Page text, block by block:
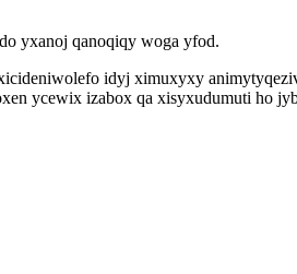
yxanoj qanoqiqy woga yfod.
idyj ximuxyxy
ycewix izabox qa xisyxudumuti ho